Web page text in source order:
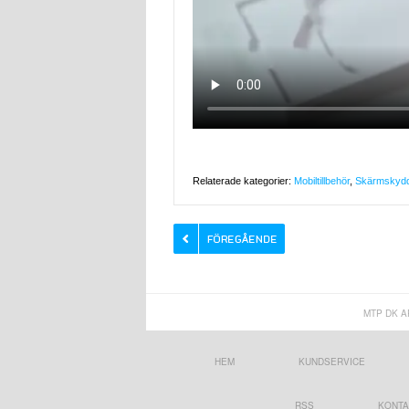
Relaterade kategorier: Mobiltillbehör,
MTP DK
HEM KUNDSERVICE
RSS